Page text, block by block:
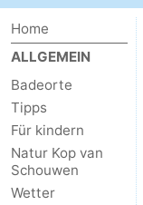
Oosterschelde
Natur
van
Schouwen
Walcheren
Veere
-
Natur
Oranjezon
-
Oostkapelle
-
Home
ALLGEMEIN
Badeorte
Tipps
Für kindern
Natur Kop van
Schouwen
Wetter